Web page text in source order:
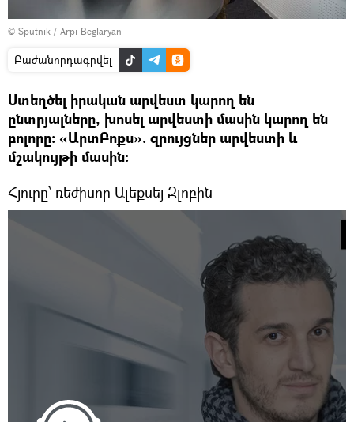
© Sputnik / Arpi Beglaryan
Բաժանորդագրվել
Ստեղծել իրական արվեստ կարող են
ընտրյալները, խոսել արվեստի մասին կարող են
բոլորը: «ԱրտԲոքս». զրույցներ արվեստի և
մշակույթի մասին:
Հյուրը՝ ռեժիսոր Ալեքսեյ Զլոբին